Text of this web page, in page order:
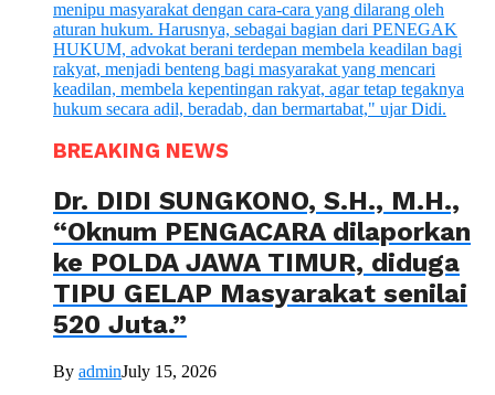
BREAKING NEWS
Dr. DIDI SUNGKONO, S.H., M.H.,
“Oknum PENGACARA dilaporkan
ke POLDA JAWA TIMUR, diduga
TIPU GELAP Masyarakat senilai
520 Juta.”
By adminJuly 15, 2026